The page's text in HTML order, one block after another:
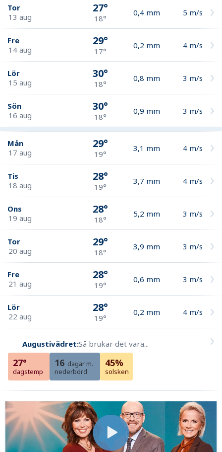
Tor
13 aug
27°
18°
0,4 mm 5 m/s
Fre
14 aug
29°
17°
0,2 mm 4 m/s
Lör
15 aug
30°
18°
0,8 mm 3 m/s
Sön
16 aug
30°
18°
0,9 mm 3 m/s
Mån
17 aug
29°
19°
3,1 mm 4 m/s
Tis
18 aug
28°
19°
3,7 mm 4 m/s
Ons
19 aug
28°
18°
5,2 mm 3 m/s
Tor
20 aug
29°
18°
3,9 mm 3 m/s
Fre
21 aug
28°
19°
0,6 mm 3 m/s
Lör
22 aug
28°
19°
0,2 mm 4 m/s
Augustivädret:Så brukar det vara...
27°
dagstemp
16 dagar m.
nederbörd
45%
solsken